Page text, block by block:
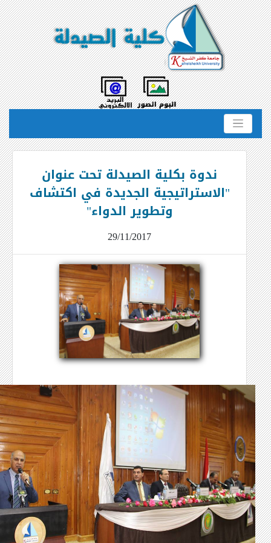
ندوة بكلية الصيدلة تحت عنوان
"الاستراتيجية الجديدة في اكتشاف
وتطوير الدواء"
29/11/2017